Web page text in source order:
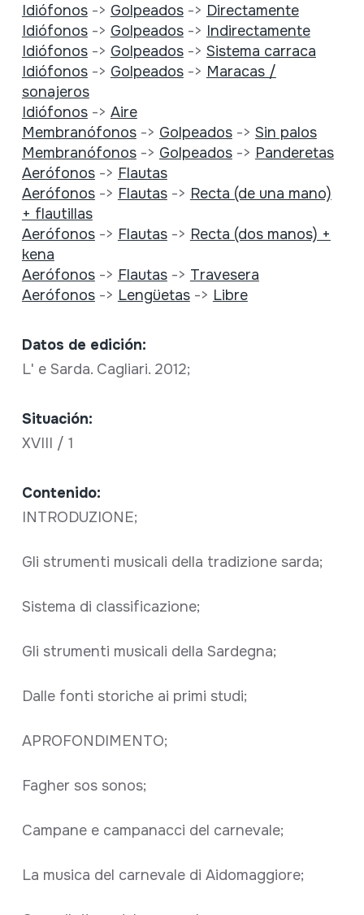
Idiófonos-> Golpeados-> Directamente
Idiófonos-> Golpeados-> Indirectamente
Idiófonos-> Golpeados-> Sistema carraca
Idiófonos-> Golpeados-> Maracas /
sonajeros
Idiófonos-> Aire
Membranófonos-> Golpeados-> Sin palos
Membranófonos-> Golpeados-> Panderetas
Aerófonos-> Flautas
Aerófonos-> Flautas-> Recta (de una mano)
+ flautillas
Aerófonos-> Flautas-> Recta (dos manos) +
kena
Aerófonos-> Flautas-> Travesera
Aerófonos-> Lengüetas-> Libre
Datos de edición:
L' e Sarda. Cagliari. 2012;
Situación:
XVIII / 1
Contenido:
INTRODUZIONE;
Gli strumenti musicali della tradizione sarda;
Sistema di classificazione;
Gli strumenti musicali della Sardegna;
Dalle fonti storiche ai primi studi;
APROFONDIMENTO;
Fagher sos sonos;
Campane e campanacci del carnevale;
La musica del carnevale di Aidomaggiore;